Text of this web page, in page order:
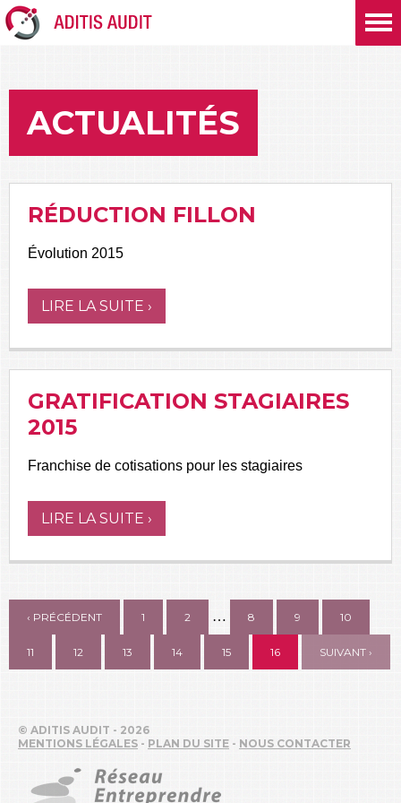
ACTUALITÉS
RÉDUCTION FILLON
Évolution 2015
LIRE LA SUITE ›
GRATIFICATION STAGIAIRES
2015
Franchise de cotisations pour les stagiaires
LIRE LA SUITE ›
‹ PRÉCÉDENT 1 2 … 8 9 10
11 12 13 14 15 16 SUIVANT ›
© ADITIS AUDIT - 2026
MENTIONS LÉGALES - PLAN DU SITE - NOUS CONTACTER